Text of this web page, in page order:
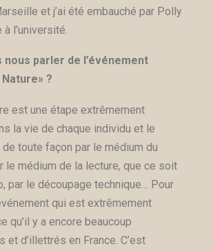
et j’ai été embauché par Polly
l’université.
nous parler de l’événement
?
est une étape extrêmement
la vie de chaque individu et le
toute façon par le médium du
le médium de la lecture, que ce soit
par le découpage technique
Pour
qui est extrêmement
qu’il y a encore beaucoup
et d’illettrés en France. C’est